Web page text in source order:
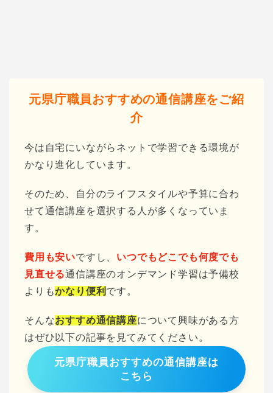
元県庁職員おすすめの通信講座をご紹
介
今は自宅にいながらネットで学習できる環境が
かなり進化しています。
そのため、自分のライフスタイルや予算に合わ
せて通信講座を選択する人が多くなっていま
す。
費用も安いですし、 いつでもどこでも何度でも
見直せる通信講座のオンデマンド学習は予備校
よりもかなり便利 です。
そんなおすすめ通信講座について興味がある方
はぜひ以下の記事を見てみてください。
元県庁職員おすすめの通信講座は
こちら